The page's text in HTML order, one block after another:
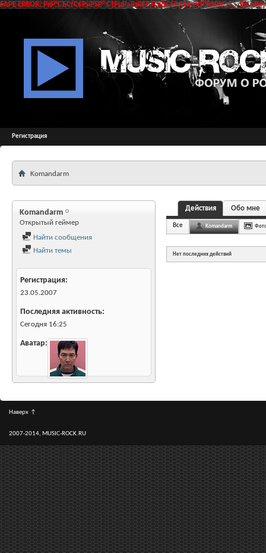
SAPE ERROR: РќР°СЂСѓС€РµРЅР° С†РµР»РѕСЃС‚РЅРѕСЃС‚СЊ РґР°РЅРЅС‹С…
Регистрация
Komandarm
Komandarm
Открытый геймер
Найти сообщения
Найти темы
Регистрация
23.05.2007
Последняя активность
Сегодня 16:25
Аватар
Действия Обо мне
Все Komandarm
Нет последних действий
Наверх ↑
2007-2014, MUSIC-ROCK.RU